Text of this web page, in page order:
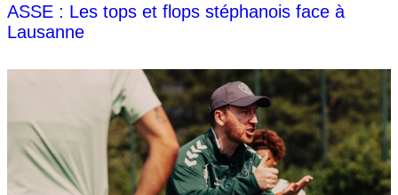
ASSE : Les tops et flops stéphanois face à
Lausanne